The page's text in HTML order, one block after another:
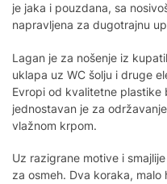
je jaka i pouzdana, sa
napravljena za dugotrajnu
Lagan je za nošenje iz
uklapa uz WC šolju i druge
Evropi od kvalitetne plastike
jednostavan je za
vlažnom krpom.
Uz razigrane motive i
za osmeh. Dva koraka,